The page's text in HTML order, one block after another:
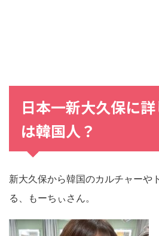
日本一新大久保に
は韓国人？
新大久保から韓国のカルチャーや
る、もーちぃさん。